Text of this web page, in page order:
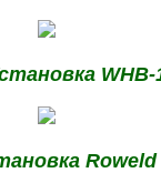
WHB-
Roweld